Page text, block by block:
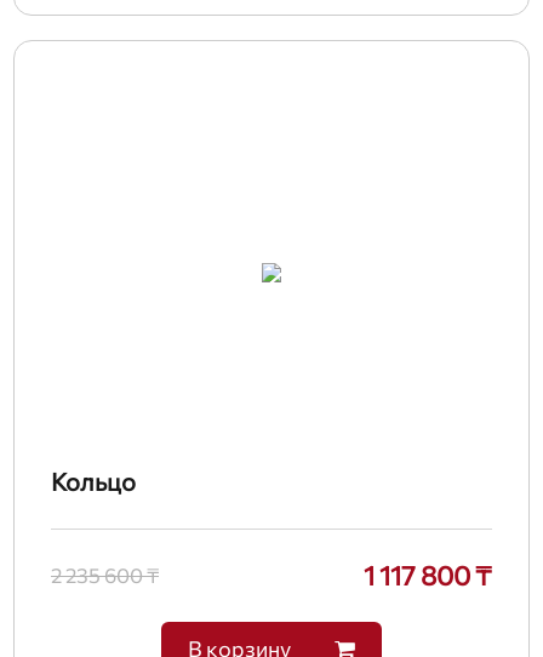
Кольцо
2 235 600 ₸ 1 117 800 ₸
В корзину